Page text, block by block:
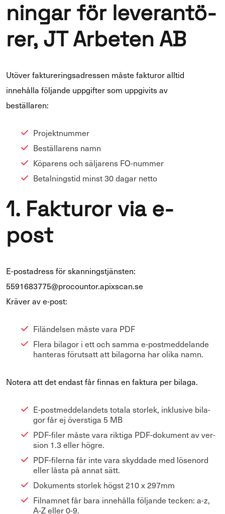
nin­gar för le­ve­ran­tö­
rer, JT Ar­be­ten AB
Utö­ver fak­tu­re­ring­sadres­sen måste fak­tu­ror all­tid
innehålla föl­jan­de upp­gif­ter som upp­gi­vits av
bes­täl­la­ren:
Pro­jekt­num­mer
Bes­täl­la­rens namn
Kö­pa­rens och säl­ja­rens FO-​nummer
Be­tal­nings­tid minst 30 dagar netto
1. Fak­tu­ror via e-​
post
E-​postadress för skan­ningst­jäns­ten:
5591683775@procoun­tor.apixscan.se
Krä­ver av e-​post:
Fi­län­del­sen måste vara PDF
Flera bi­la­gor i ett och samma e-​postmeddelande
han­te­ras fö­rut­satt att bi­la­gor­na har olika namn.
No­te­ra att det en­dast får fin­nas en fak­tu­ra per bi­la­ga.
E-​postmeddelandets to­ta­la stor­lek, inklusi­ve bi­la­
gor får ej övers­ti­ga 5 MB
PDF-​filer måste vara rik­ti­ga PDF-​dokument av ver­
sion 1.3 eller högre.
PDF-​filerna får inte vara skyd­da­de med lö­se­nord
eller låsta på annat sätt.
Do­ku­ments stor­lek högst 210 x 297mm
Fil­nam­net får bara innehålla föl­jan­de tec­ken: a-z,
A-Z eller 0-9.